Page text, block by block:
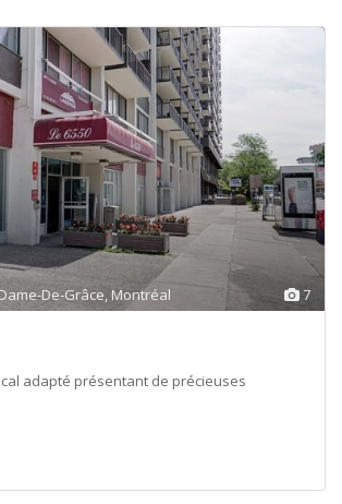
7
De-Grâce, Montréal
adapté présentant de précieuses